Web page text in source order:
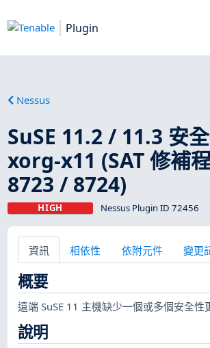
Plugin
Nessus
SuSE 11.2 / 11.3 安
xorg-x11 (SAT 修補
8723 / 8724)
HIGH Nessus Plugin ID 72456
資訊 相依性 依附元件 變更
概要
遠端 SuSE 11 主機缺少一個或多個安全性
說明